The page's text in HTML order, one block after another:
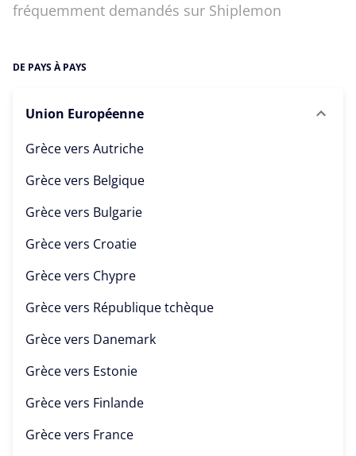
fréquemment demandés sur Shiplemon
DE PAYS À PAYS
Union Européenne
Grèce vers Autriche
Grèce vers Belgique
Grèce vers Bulgarie
Grèce vers Croatie
Grèce vers Chypre
Grèce vers République tchèque
Grèce vers Danemark
Grèce vers Estonie
Grèce vers Finlande
Grèce vers France